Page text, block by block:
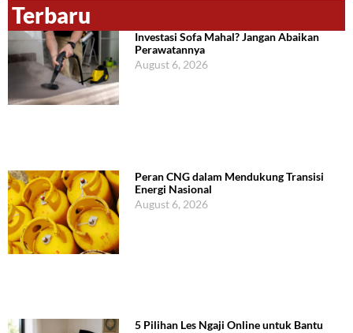
Terbaru
Investasi Sofa Mahal? Jangan Abaikan
Perawatannya
August 6, 2026
Peran CNG dalam Mendukung Transisi
Energi Nasional
August 6, 2026
5 Pilihan Les Ngaji Online untuk Bantu